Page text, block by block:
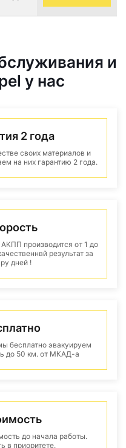
и
у нас
2 года
своих материалов и
на них гарантию 2 года.
производится от 1 до
результат за
дней !
бесплатно эвакуируем
до 50 км. от МКАД-а
до начала работы.
в приоритете.